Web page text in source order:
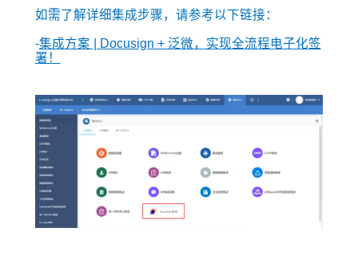
如需了解详细集成步骤，请参考以下链接：
-集成方案 | Docusign + 泛微，实现全流程电子化签
署！